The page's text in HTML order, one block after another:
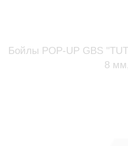
Бойлы POP-UP GBS
8